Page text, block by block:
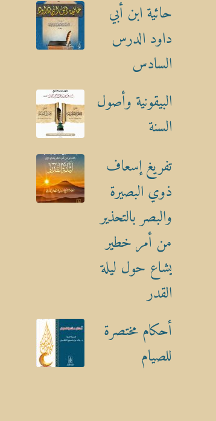
حائية ابن أبي
داود الدرس
السادس
البيقونية وأصول
السنة
تفريغ إسعاف
ذوي البصيرة
والبصر بالتحذير
من أمر خطير
يشاع حول ليلة
القدر
أحكام مختصرة
للصيام